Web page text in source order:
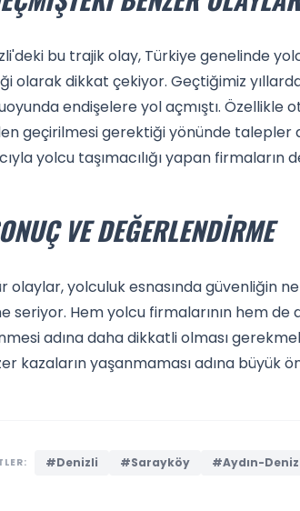
bu trajik olay, Türkiye genelinde
olarak dikkat çekiyor. Geçtiğimiz
endişelere yol açmıştı. Özellikle
geçirilmesi gerektiği yönünde talepler
yolcu taşımacılığı yapan firmaların
VE DEĞERLENDIRME
olaylar, yolculuk esnasında güvenliğin
seriyor. Hem yolcu firmalarının hem
adına daha dikkatli olması
kazaların yaşanmaması adına büyük
#Denizli #Sarayköy #Aydın-